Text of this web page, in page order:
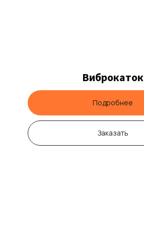
Виброкаток
Подробнее
Заказать